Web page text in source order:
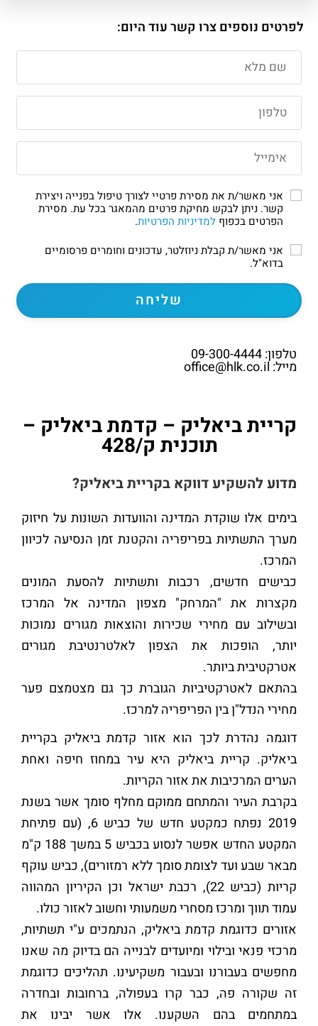
לפרטים נוספים צרו קשר עוד היום:
אני מאשר/ת את מסירת פרטיי לצורך טיפול בפנייה ויצירת
קשר. ניתן לבקש מחיקת פרטים מהמאגר בכל עת. מסירת
הפרטים בכפוף למדיניות הפרטיות.
אני מאשר/ת קבלת ניוזלטר, עדכונים וחומרים פרסומיים
בדוא"ל.
טלפון: 09-300-4444
מייל: office@hlk.co.il
קריית ביאליק – קדמת ביאליק –
תוכנית ק/428
מדוע להשקיע דווקא בקריית ביאליק?
בימים אלו שוקדת המדינה והוועדות השונות על חיזוק
מערך התשתיות בפריפריה והקטנת זמן הנסיעה לכיוון
המרכז.
כבישים חדשים, רכבות ותשתיות להסעת המונים
מקצרות את "המרחק" מצפון המדינה אל המרכז
ובשילוב עם מחירי שכירות והוצאות מגורים נמוכות
יותר, הופכות את הצפון לאלטרנטיבת מגורים
אטרקטיבית ביותר.
בהתאם לאטרקטיביות הגוברת כך גם מצטמצם פער
מחירי הנדל"ן בין הפריפריה למרכז.
דוגמה נהדרת לכך הוא אזור קדמת ביאליק בקריית
ביאליק. קריית ביאליק היא עיר במחוז חיפה ואחת
הערים המרכיבות את אזור הקריות.
בקרבת העיר והמתחם ממוקם מחלף סומך אשר בשנת
2019 נפתח כמקטע חדש של כביש 6, (עם פתיחת
המקטע החדש אפשר לנסוע בכביש 5 במשך 188 ק"מ
מבאר שבע ועד לצומת סומך ללא רמזורים), כביש עוקף
קריות (כביש 22), רכבת ישראל וכן הקיריון המהווה
עמוד תווך ומרכז מסחרי משמעותי וחשוב לאזור כולו.
אזורים כדוגמת קדמת ביאליק, הנתמכים ע"י תשתיות,
מרכזי פנאי ובילוי ומיועדים לבנייה הם בדיוק מה שאנו
מחפשים בעבורנו ובעבור משקיעינו. תהליכים כדוגמת
זה שקורה פה, כבר קרו בעפולה, ברחובות ובחדרה
במתחמים בהם השקענו. אלו אשר יבינו את